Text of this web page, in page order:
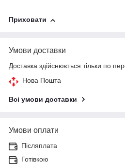
Приховати
Умови доставки
Доставка здійснюється тільки по
Нова Пошта
Всі умови доставки
Умови оплати
Післяплата
Готівкою